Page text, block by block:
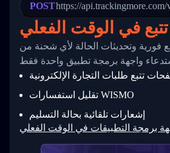
23
24
25
27
28
29
30
31
33
34
"Details":
          },
          {
"Date":
"Details":
          }
        ]
      }
  }
}
POSThttps://api.trackingmore.com/
تتبع في الوقت الفعلي
فورية وتحديثات الحالة لأي شحنة من
واجهة برمجة تطبيق واحدة فقط
تتبع طلبات التجارة الإلكترونية
تقليل استفسارات WISMO
إشعارات تلقائية بحالة التسليم